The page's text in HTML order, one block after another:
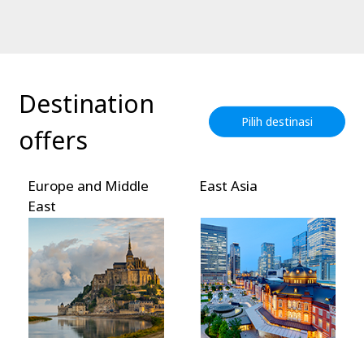
Destination
offers
Pilih destinasi
Europe and Middle
East
East Asia